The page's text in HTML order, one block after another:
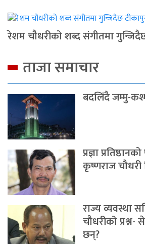
रेशम चौधरीको शब्द संगीतमा
ताजा समाचार
बदलिँदै जम्मु-
प्रज्ञा
कृष्णराज चौधरी
राज्य व्यवस्था
चौधरीको
छन्?